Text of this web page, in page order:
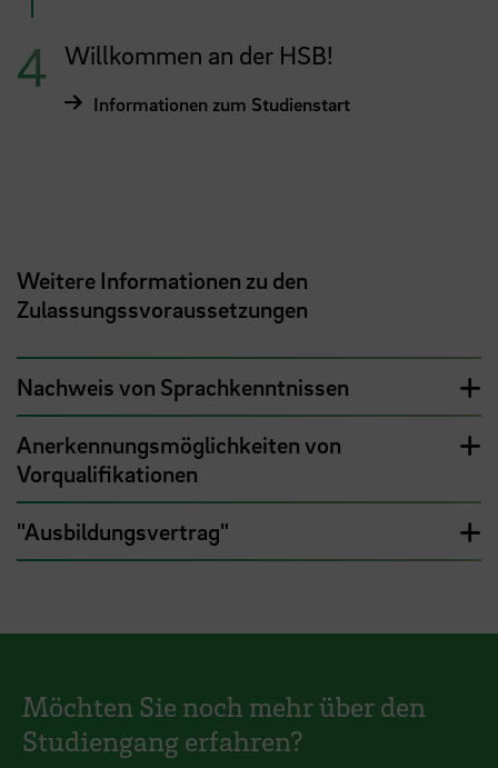
Willkommen an der HSB!
Informationen zum Studienstart
Weitere Informationen zu den
Zulassungssvoraussetzungen
Nachweis von Sprachkenntnissen
Anerkennungsmöglichkeiten von
Vorqualifikationen
"Ausbildungsvertrag"
Möchten Sie noch mehr über den
Studiengang erfahren?